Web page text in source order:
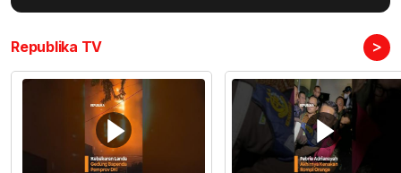
Republika TV >